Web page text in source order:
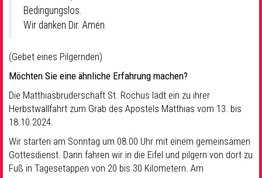
Bedingungslos.
Wir danken Dir. Amen.
(Gebet eines Pilgernden)
Möchten Sie eine ähnliche Erfahrung machen?
Die Matthiasbruderschaft St. Rochus lädt ein zu ihrer
Herbstwallfahrt zum Grab des Apostels Matthias vom 13. bis
18.10.2024.
Wir starten am Sonntag um 08.00 Uhr mit einem gemeinsamen
Gottesdienst. Dann fahren wir in die Eifel und pilgern von dort zu
Fuß in Tagesetappen von 20 bis 30 Kilometern. Am